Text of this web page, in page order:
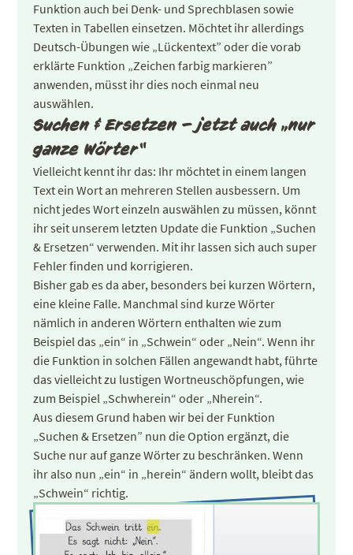
Funktion auch bei Denk- und Sprechblasen sowie
Texten in Tabellen einsetzen. Möchtet ihr allerdings
Deutsch-Übungen wie „Lückentext” oder die vorab
erklärte Funktion „Zeichen farbig markieren”
anwenden, müsst ihr dies noch einmal neu
auswählen.
Suchen & Ersetzen – jetzt auch „nur
ganze Wörter“
Vielleicht kennt ihr das: Ihr möchtet in einem langen
Text ein Wort an mehreren Stellen ausbessern. Um
nicht jedes Wort einzeln auswählen zu müssen, könnt
ihr seit unserem letzten Update die Funktion „Suchen
& Ersetzen“ verwenden. Mit ihr lassen sich auch super
Fehler finden und korrigieren.
Bisher gab es da aber, besonders bei kurzen Wörtern,
eine kleine Falle. Manchmal sind kurze Wörter
nämlich in anderen Wörtern enthalten wie zum
Beispiel das „ein“ in „Schwein“ oder „Nein“. Wenn ihr
die Funktion in solchen Fällen angewandt habt, führte
das vielleicht zu lustigen Wortneuschöpfungen, wie
zum Beispiel „Schwherein“ oder „Nherein“.
Aus diesem Grund haben wir bei der Funktion
„Suchen & Ersetzen” nun die Option ergänzt, die
Suche nur auf ganze Wörter zu beschränken. Wenn
ihr also nun „ein“ in „herein“ ändern wollt, bleibt das
„Schwein“ richtig.